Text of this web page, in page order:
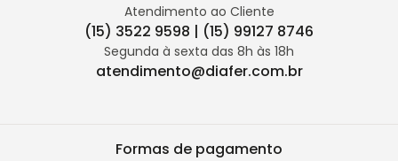
Atendimento ao Cliente
(15) 3522 9598 | (15) 99127 8746
Segunda à sexta das 8h às 18h
atendimento@diafer.com.br
Formas de pagamento